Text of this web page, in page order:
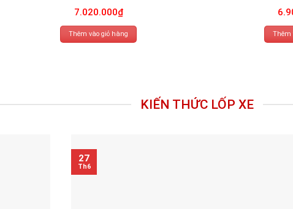
7.020.000₫
Thêm vào giỏ hàng Thêm
KIẾN THỨC LỐP XE
27
Th6